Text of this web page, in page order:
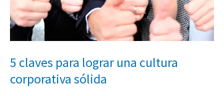
5 claves para lograr una cultura
corporativa sólida
sólida